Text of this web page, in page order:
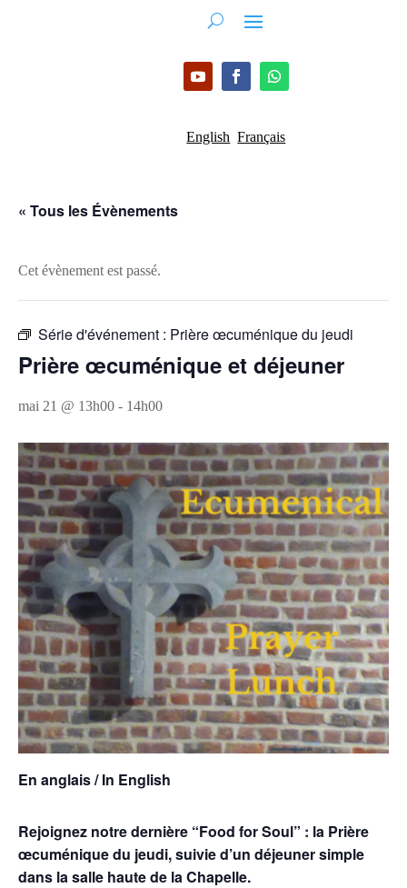
English Français
« Tous les Évènements
Cet évènement est passé.
Série d'événement : Prière œcuménique du jeudi
Prière œcuménique et déjeuner
mai 21 @ 13h00 - 14h00
En anglais / In English
Rejoignez notre dernière “Food for Soul” : la Prière
œcuménique du jeudi, suivie d’un déjeuner simple
dans la salle haute de la Chapelle.